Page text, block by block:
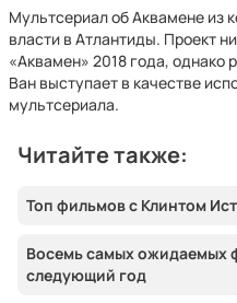
Мультсериал об Аквамене из
власти в Атлантиды. Проект
«Аквамен» 2018 года, однако
Ван выступает в качестве
мультсериала.
Читайте также:
Топ фильмов с Клинтом
Восемь самых ожидаемых
следующий год